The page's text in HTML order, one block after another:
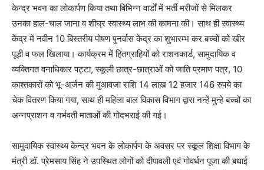
केन्द्र भवन का लोकार्पण किया तथा विभिन्न वार्डों में भर्ती मरीजों से मिलकर
उनका हाल-चाल जाना व शीघ्र स्वास्थ्य लाभ की कामना की। साथ ही स्वास्थ्य
केंद्र में नवीन 10 बिस्तरीय पोषण पुनर्वास केंद्र का शुभारम्भ कर बच्चों को खीर
पूड़ी व फल खिलाया। कार्यक्रम में हितग्राहियों को राशनकार्ड, सामुदायिक व
व्यक्तिगत वनाधिकार पट्टा, स्कूली छात्र-छात्राओं को जाति प्रमाण पत्र, 10
काश्तकारों को भू-अर्जन की मुआवजा राशि 14 लाख 12 हजार 146 रुपये का
चेक वितरण किया गया, साथ ही महिला बाल विकास विभाग द्वारा नन्हें मुन्हे बच्चों का
अन्नप्राशन व गर्भवती माताओं की गोदभराई की गई।
सामुदायिक स्वास्थ्य केन्द्र भवन के लोकार्पण के अवसर पर स्कूल शिक्षा विभाग के
मंत्री डॉ. प्रेमसाय सिंह ने उपस्थित लोगों को दीपावली एवं गोवर्धन पूजा की बधाई